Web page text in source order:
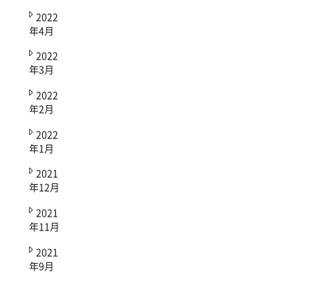
2022
年4月
2022
年3月
2022
年2月
2022
年1月
2021
年12月
2021
年11月
2021
年9月